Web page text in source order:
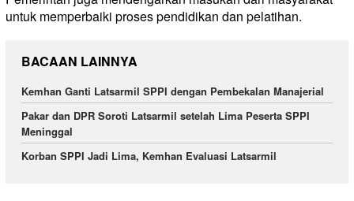
untuk memperbaiki proses pendidikan dan pelatihan.
BACAAN LAINNYA
Kemhan Ganti Latsarmil SPPI dengan Pembekalan Manajerial
Pakar dan DPR Soroti Latsarmil setelah Lima Peserta SPPI
Meninggal
Korban SPPI Jadi Lima, Kemhan Evaluasi Latsarmil